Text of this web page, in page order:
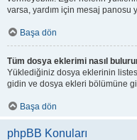
varsa, yardım için mesaj panosu
Başa dön
Tüm dosya eklerimi nasıl
Yüklediğiniz dosya eklerinin
gidin ve dosya ekleri bölümüne
Başa dön
phpBB Konuları